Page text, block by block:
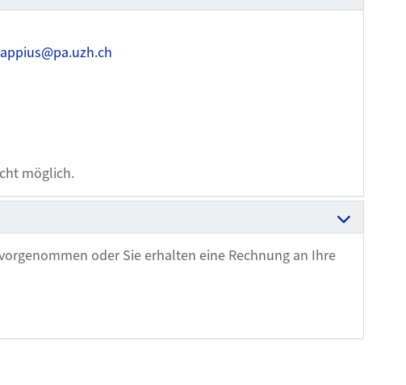
möglich.
oder Sie erhalten eine Rechnung an Ihre